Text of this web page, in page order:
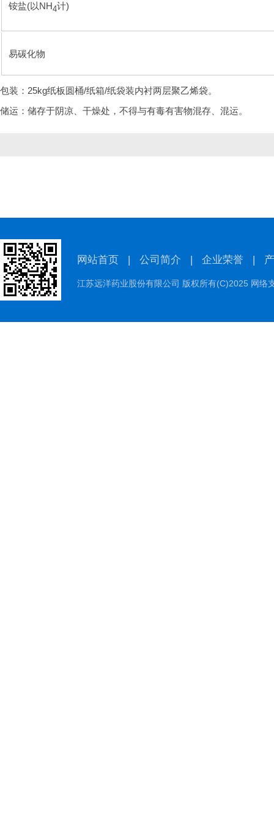
铵盐(以NH4计)
易碳化物
包装：25kg纸板圆桶/纸箱/纸袋装内衬两层聚乙烯袋。
储运：储存于阴凉、干燥处，不得与有毒有害物混存、混运。
网站首页 | 公司简介 | 企业荣誉 |
江苏远洋药业股份有限公司 版权所有(C)2025 网络